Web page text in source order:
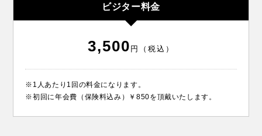
ビジター料金
3,500 円（税込）
※1人あたり1回の料金になります。
※初回に年会費（保険料込み）￥850を頂戴いたします。